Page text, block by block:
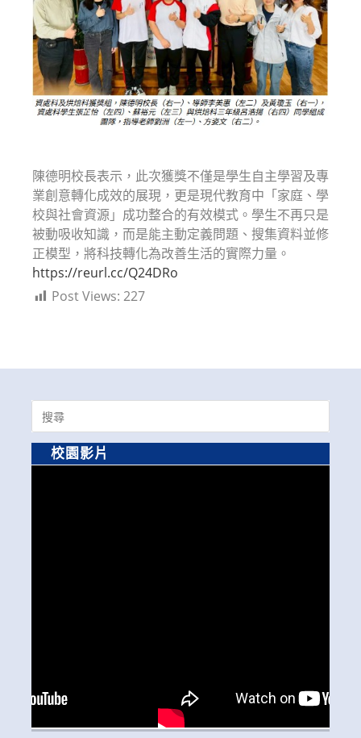
陳德明校長表示，此次獲獎不僅是學生自主學習及專
業創意轉化成效的展現，更是現代教育中「家庭、學
校與社會資源」成功整合的有效模式。學生不再只是
被動吸收知識，而是能主動定義問題、搜集資料並修
正模型，將科技轉化為改善生活的實際力量。
https://reurl.cc/Q24DRo
Post Views: 227
for:
校園影片